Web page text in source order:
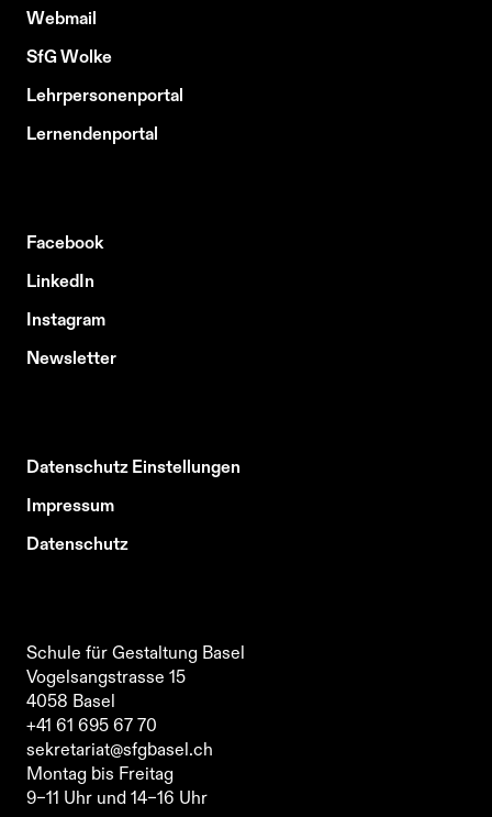
Schule für Gestaltung Basel
Vogelsangstrasse 15
+41 61 695 67 70
sekretariat@sfgbasel.ch
Webmail
SfG Wolke
Lehrpersonenportal
Lernendenportal
Facebook
LinkedIn
Instagram
Newsletter
Datenschutz Einstellungen
Impressum
Datenschutz
Schule für Gestaltung Basel
Vogelsangstrasse 15
4058 Basel
+41 61 695 67 70
sekretariat@sfgbasel.ch
Montag bis Freitag
9–11 Uhr und 14–16 Uhr